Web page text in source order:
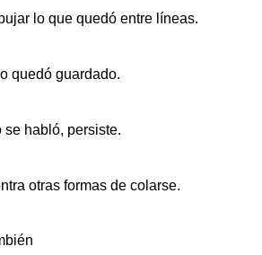
lo que quedó entre líneas.
quedó guardado.
se habló, persiste.
otras formas de colarse.